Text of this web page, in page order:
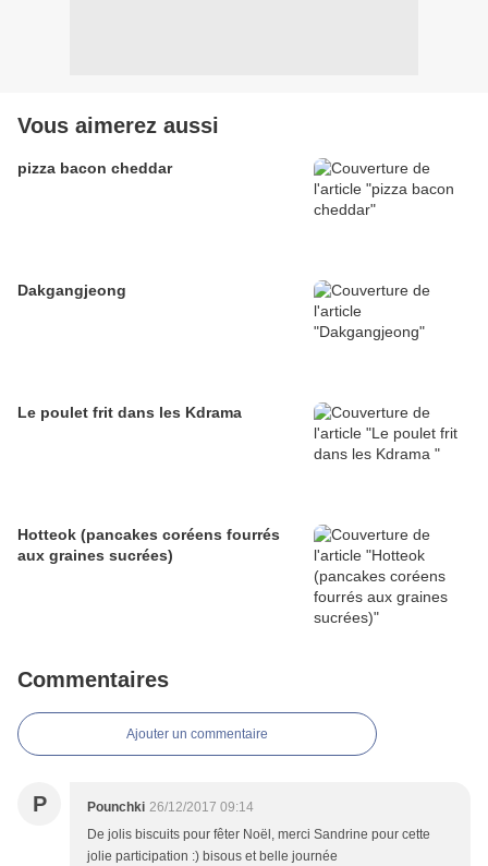
Vous aimerez aussi
pizza bacon cheddar
Dakgangjeong
Le poulet frit dans les Kdrama
Hotteok (pancakes coréens fourrés
aux graines sucrées)
Commentaires
Ajouter un commentaire
P Pounchki 26/12/2017 09:14
De jolis biscuits pour fêter Noël, merci Sandrine pour cette
jolie participation :) bisous et belle journée